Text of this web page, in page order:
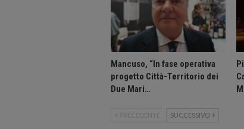
Mancuso, “In fase operativa
progetto Città-Territorio dei
Due Mari…
PRECEDENTE SUCCESSIVO